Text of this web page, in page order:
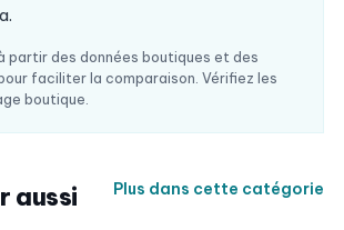
partir des données boutiques et des
faciliter la comparaison. Vérifiez les
boutique.
aussi Plus dans cette catégorie